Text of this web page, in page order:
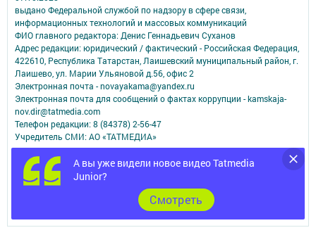
А вы уже видели новое видео Tatmedia
Junior?
Cмотреть
выдано Федеральной службой по надзору в сфере связи,
информационных технологий и массовых коммуникаций
ФИО главного редактора: Денис Геннадьевич Суханов
Адрес редакции: юридический / фактический - Российская Федерация,
422610, Республика Татарстан, Лаишевский муниципальный район, г.
Лаишево, ул. Марии Ульяновой д.56, офис 2
Электронная почта - novayakama@yandex.ru
Электронная почта для сообщений о фактах коррупции - kamskaja-
nov.dir@tatmedia.com
Телефон редакции: 8 (84378) 2-56-47
Учредитель СМИ: АО «ТАТМЕДИА»
Антикоррупционная политика
АО «ТАТМЕДИА» использует «cookie»
удобства пользователей сайтом.
Использование «cookie» можно отменить в настройках браузера.
Политика конфиденциальности